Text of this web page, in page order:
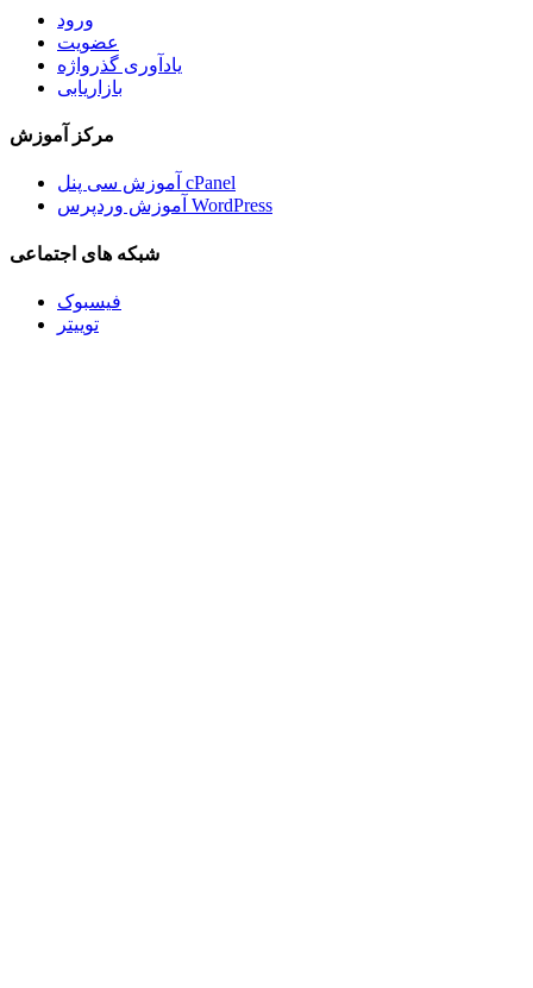
ورود
عضویت
یادآوری گذرواژه
بازاریابی
مرکز آموزش
آموزش سی پنل cPanel
آموزش وردپرس WordPress
شبکه های اجتماعی
فیسبوک
توییتر